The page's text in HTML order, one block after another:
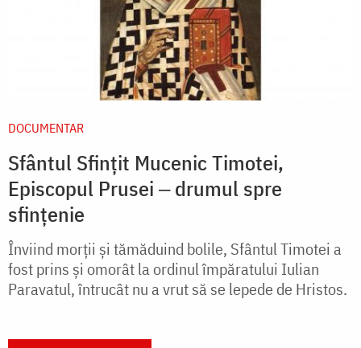
DOCUMENTAR
Sfântul Sfințit Mucenic Timotei,
Episcopul Prusei ‒ drumul spre
sfințenie
Înviind morții și tămăduind bolile, Sfântul Timotei a
fost prins și omorât la ordinul împăratului Iulian
Paravatul, întrucât nu a vrut să se lepede de Hristos.